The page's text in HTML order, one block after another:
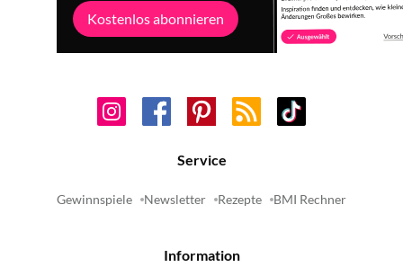
Kostenlos abonnieren
Service
Gewinnspiele Newsletter Rezepte BMI Rechner
Information